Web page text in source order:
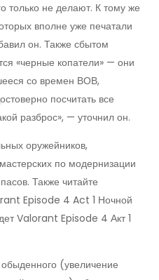
только не делают. К тому же
вполне уже печатали
он. Также сбытом
«черные копатели» — они
со времен ВОВ,
посчитать все
разброс», — уточнил он.
оружейников,
по модернизации
Также читайте
Episode 4 Act 1 Ночной
Valorant Episode 4 Акт 1
(увеличение